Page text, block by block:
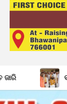
ବାଘଶାଳା ରାଧାକାନ୍ତ